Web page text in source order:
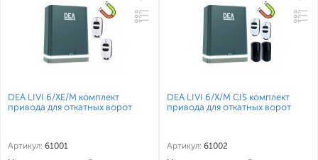
DEA LIVI 6/XE/M комплект
привода для откатных ворот
Артикул: 61001
DEA LIVI 6/X/M CIS комплект
привода для откатных ворот
Артикул: 61002